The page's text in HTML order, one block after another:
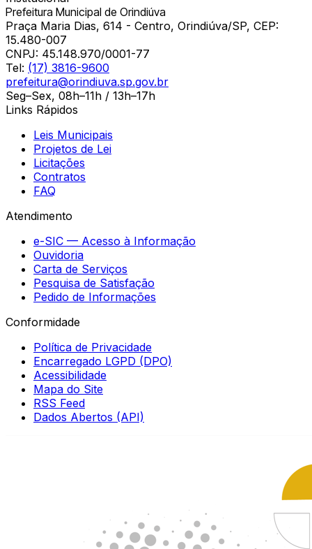
Prefeitura Municipal de Orindiúva
Praça Maria Dias, 614 - Centro, Orindiúva/SP, CEP:
15.480-007
CNPJ: 45.148.970/0001-77
Tel: (17) 3816-9600
prefeitura@orindiuva.sp.gov.br
Seg–Sex, 08h–11h / 13h–17h
Links Rápidos
Leis Municipais
Projetos de Lei
Licitações
Contratos
FAQ
Atendimento
e-SIC — Acesso à Informação
Ouvidoria
Carta de Serviços
Pesquisa de Satisfação
Pedido de Informações
Conformidade
Política de Privacidade
Encarregado LGPD (DPO)
Acessibilidade
Mapa do Site
RSS Feed
Dados Abertos (API)